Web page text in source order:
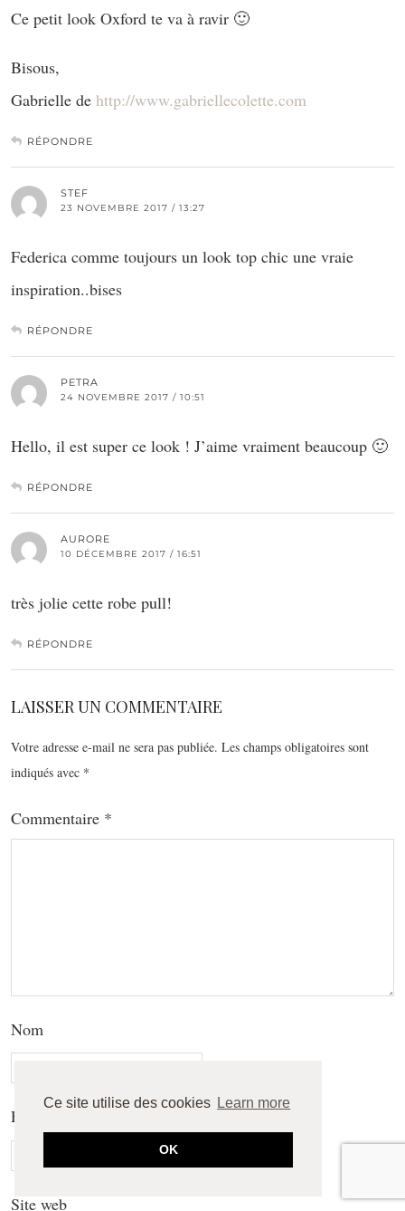
Ce site utilise des cookies Learn more
OK
Ce petit look Oxford te va à ravir 🙂
Bisous,
Gabrielle de http://www.gabriellecolette.com
RÉPONDRE
STEF
23 NOVEMBRE 2017 / 13:27
Federica comme toujours un look top chic une vraie
inspiration..bises
RÉPONDRE
PETRA
24 NOVEMBRE 2017 / 10:51
Hello, il est super ce look ! J’aime vraiment beaucoup 🙂
RÉPONDRE
AURORE
10 DÉCEMBRE 2017 / 16:51
très jolie cette robe pull!
RÉPONDRE
LAISSER UN COMMENTAIRE
Votre adresse e-mail ne sera pas publiée. Les champs obligatoires sont
indiqués avec *
Commentaire *
Nom
E-mail
Site web